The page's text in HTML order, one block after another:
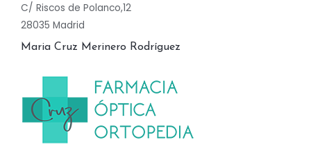
C/ Riscos de Polanco,12
28035 Madrid
Maria Cruz Merinero Rodríguez